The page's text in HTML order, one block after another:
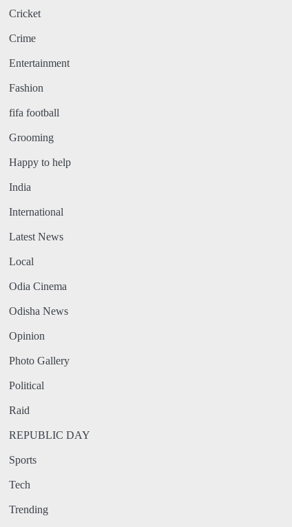
Cricket
Crime
Entertainment
Fashion
fifa football
Grooming
Happy to help
India
International
Latest News
Local
Odia Cinema
Odisha News
Opinion
Photo Gallery
Political
Raid
REPUBLIC DAY
Sports
Tech
Trending